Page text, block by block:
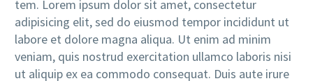
tem. Lorem ipsum dolor sit amet, consectetur
adipisicing elit, sed do eiusmod tempor incididunt ut
labore et dolore magna aliqua. Ut enim ad minim
veniam, quis nostrud exercitation ullamco laboris nisi
ut aliquip ex ea commodo consequat. Duis aute irure